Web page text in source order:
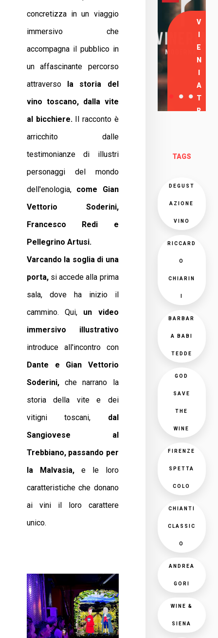
concretizza in un viaggio
immersivo che
accompagna il pubblico in
un affascinante percorso
attraverso la storia del
vino toscano, dalla vite
al bicchiere.Il racconto è
arricchito dalle
testimonianze di illustri
personaggi del mondo
dell'enologia, come Gian
Vettorio Soderini,
Francesco Redi e
Pellegrino Artusi.
Varcando la soglia di una
porta, si accede alla prima
sala, dove ha inizio il
cammino. Qui, un video
immersivo illustrativo
introduce all'incontro con
Dante e Gian
Vettorio
Soderini, che narrano la
storia della vite e dei
vitigni toscani, dal
Sangiovese al
Trebbiano, passando per
la Malvasia,e le loro
caratteristiche che donano
ai vini il loro carattere
unico.
V
E
N
A
T
R
TAGS
DEGUST
AZIONE
VINO
RICCARD
O
CHIARIN
BARBAR
A BABI
TEDDE
GOD
SAVE
THE
WINE
FIRENZE
SPETTA
COLO
CHIANTI
CLASSIC
O
ANDREA
GORI
WINE &
SIENA